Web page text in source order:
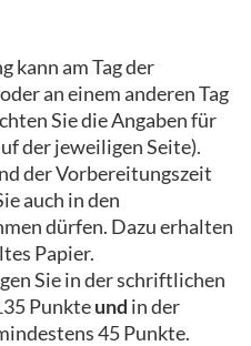
kann am Tag der
an einem anderen Tag
Sie die Angaben für
der jeweiligen Seite).
der Vorbereitungszeit
auch in den
dürfen. Dazu erhalten
Papier.
Sie in der schriftlichen
Punkteund in der
45 Punkte.